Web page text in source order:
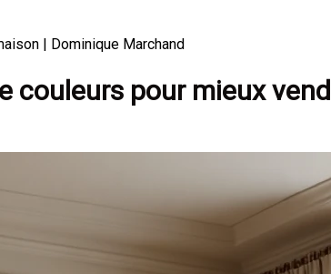
| Dominique Marchand
couleurs pour mieux